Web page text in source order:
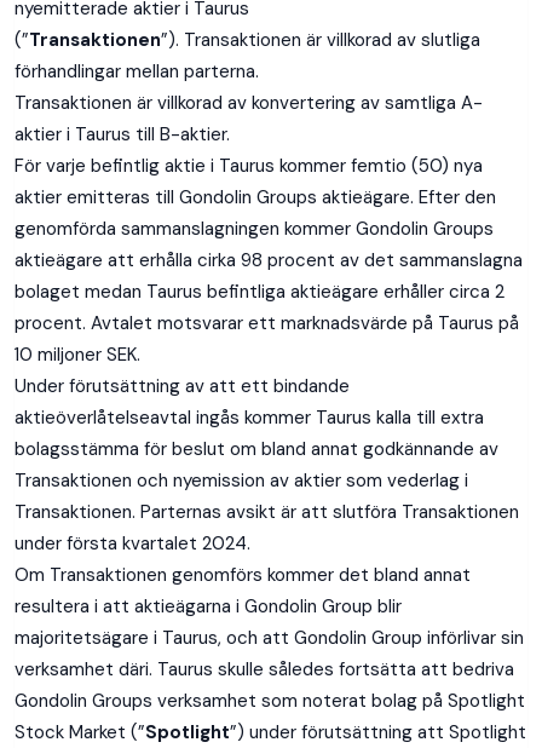
nyemitterade aktier i Taurus
(”Transaktionen”). Transaktionen är villkorad av slutliga
förhandlingar mellan parterna.
Transaktionen är villkorad av konvertering av samtliga A-
aktier i Taurus till B-aktier.
För varje befintlig aktie i Taurus kommer femtio (50) nya
aktier emitteras till Gondolin Groups aktieägare. Efter den
genomförda sammanslagningen kommer Gondolin Groups
aktieägare att erhålla cirka 98 procent av det sammanslagna
bolaget medan Taurus befintliga aktieägare erhåller circa 2
procent. Avtalet motsvarar ett marknadsvärde på Taurus på
10 miljoner SEK.
Under förutsättning av att ett bindande
aktieöverlåtelseavtal ingås kommer Taurus kalla till extra
bolagsstämma för beslut om bland annat godkännande av
Transaktionen och nyemission av aktier som vederlag i
Transaktionen. Parternas avsikt är att slutföra Transaktionen
under första kvartalet 2024.
Om Transaktionen genomförs kommer det bland annat
resultera i att aktieägarna i Gondolin Group blir
majoritetsägare i Taurus, och att Gondolin Group införlivar sin
verksamhet däri. Taurus skulle således fortsätta att bedriva
Gondolin Groups verksamhet som noterat bolag på Spotlight
Stock Market (”Spotlight”) under förutsättning att Spotlight